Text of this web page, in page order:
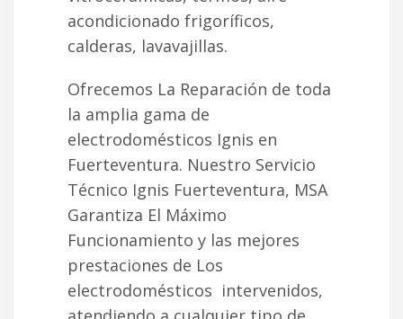
acondicionado frigoríficos,
calderas, lavavajillas.
Ofrecemos La Reparación de toda
la amplia gama de
electrodomésticos Ignis en
Fuerteventura. Nuestro Servicio
Técnico Ignis Fuerteventura, MSA
Garantiza El Máximo
Funcionamiento y las mejores
prestaciones de Los
electrodomésticos intervenidos,